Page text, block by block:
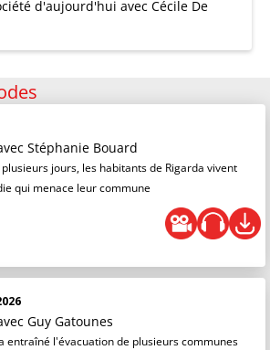
d'aujourd'hui avec Cécile De
Stéphanie Bouard
jours, les habitants de Rigarda vivent
qui menace leur commune
Guy Gatounes
entraîné l'évacuation de plusieurs communes